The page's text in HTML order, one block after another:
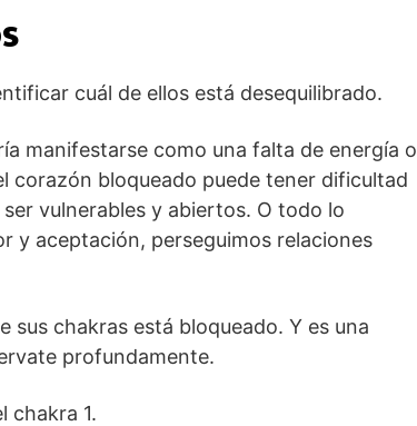
cuál de ellos está desequilibrado.
manifestarse como una falta de energía o
corazón bloqueado puede tener dificultad
vulnerables y abiertos. O todo lo
y aceptación, perseguimos relaciones
chakras está bloqueado. Y es una
profundamente.
chakra 1.